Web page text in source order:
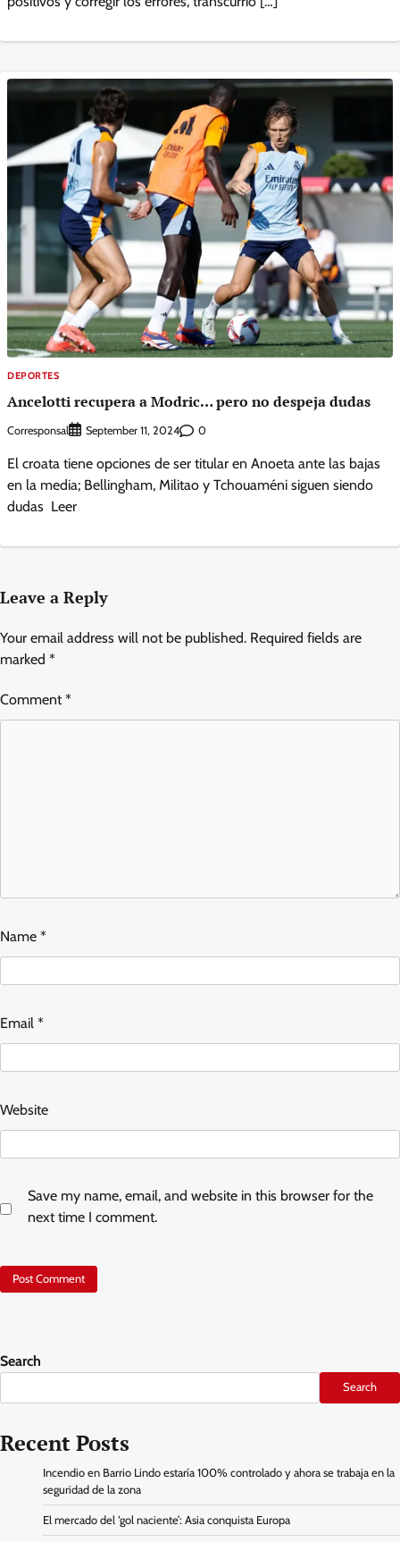
DEPORTES
Ancelotti recupera a Modric… pero no despeja dudas
Corresponsal September 11, 2024 0
El croata tiene opciones de ser titular en Anoeta ante las bajas
en la media; Bellingham, Militao y Tchouaméni siguen siendo
dudas Leer
Leave a Reply
Your email address will not be published. Required fields are
marked *
Comment*
Name *
Email *
Website
Save my name, email, and website in this browser for the
next time I comment.
Search
Search
Recent Posts
Incendio en Barrio Lindo estaría 100% controlado y ahora se trabaja en la
seguridad de la zona
El mercado del ‘gol naciente’: Asia conquista Europa